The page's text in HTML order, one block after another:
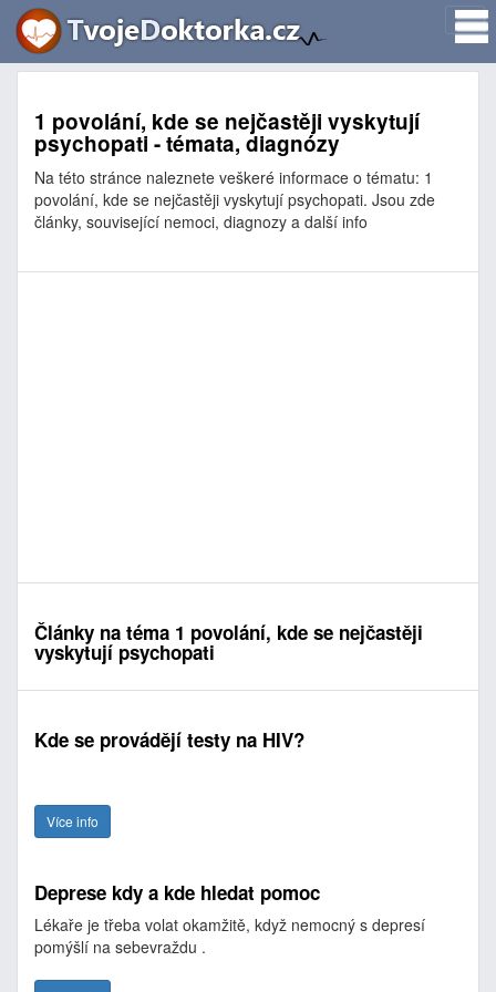
1 povolání, kde se nejčastěji vyskytují
psychopati - témata, diagnózy
Na této stránce naleznete veškeré informace o tématu: 1
povolání, kde se nejčastěji vyskytují psychopati. Jsou zde
články, související nemoci, diagnozy a další info
Články na téma 1 povolání, kde se nejčastěji
vyskytují psychopati
Kde se provádějí testy na HIV?
Více info
Deprese kdy a kde hledat pomoc
Lékaře je třeba volat okamžitě, když nemocný s depresí
pomýšlí na sebevraždu .